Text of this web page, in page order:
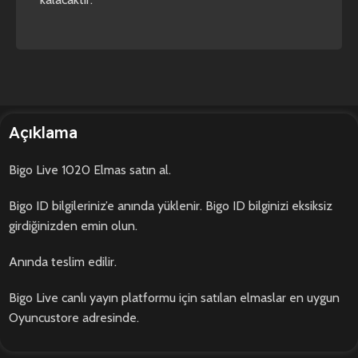
Açıklama
Bigo Live 1020 Elmas satın al.
Bigo ID bilgileriniz’e anında yüklenir. Bigo ID bilginizi eksiksiz
girdiğinizden emin olun.
Anında teslim edilir.
Bigo Live canlı yayın platformu için satılan elmaslar en uygun
Oyuncustore adresinde.